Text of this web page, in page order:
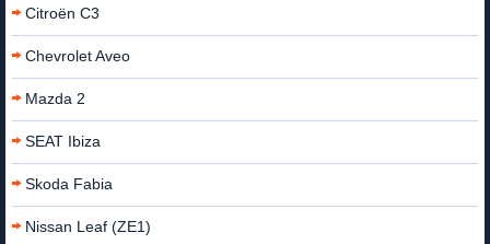
Citroën C3
Chevrolet Aveo
Mazda 2
SEAT Ibiza
Skoda Fabia
Nissan Leaf (ZE1)